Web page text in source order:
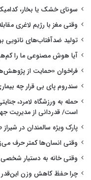
سونای خشک یا بخار،
وقتی مغز با رژیم لاغری
تولید ضدآفتاب‌های نانویی
آیا هوش مصنوعی ما را
فراخوان «حمایت از
سندروم پای بی قرار چه
حمله به ورزشگاه لامرد،
است/ قدردانی از مدیریت
پارک ویژه سالمندان در
وقتی انسان‌ها کمتر حرف
وقتی خانه به دستیار
چرا حفظ کاهش وزن